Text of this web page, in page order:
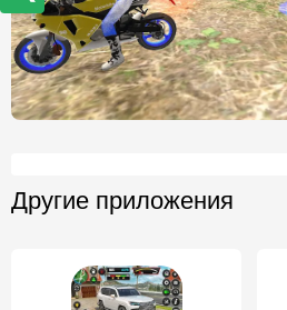
Другие приложения